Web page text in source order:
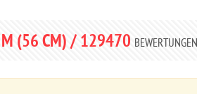
M (56 CM) / 129470 BEWERTUNGEN